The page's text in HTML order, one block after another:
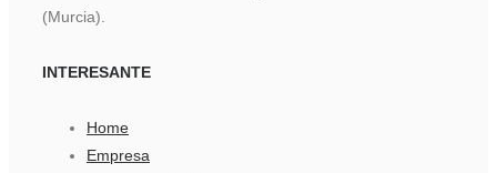
(Murcia).
INTERESANTE
Home
Empresa